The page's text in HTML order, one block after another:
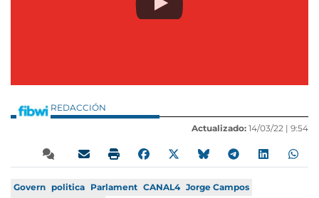
REDACCIÓN
Actualizado: 14/03/22 | 9:54
Govern politica Parlament CANAL4 Jorge Campos